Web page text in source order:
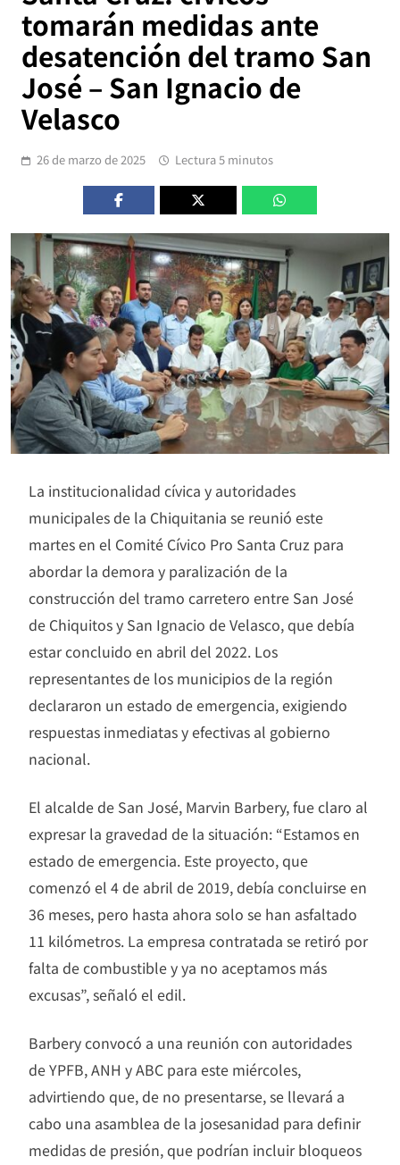
tomarán medidas ante
desatención del tramo San
José – San Ignacio de
Velasco
26 de marzo de 2025 Lectura 5 minutos
La institucionalidad cívica y autoridades
municipales de la Chiquitania se reunió este
martes en el Comité Cívico Pro Santa Cruz para
abordar la demora y paralización de la
construcción del tramo carretero entre San José
de Chiquitos y San Ignacio de Velasco, que debía
estar concluido en abril del 2022. Los
representantes de los municipios de la región
declararon un estado de emergencia, exigiendo
respuestas inmediatas y efectivas al gobierno
nacional.
El alcalde de San José, Marvin Barbery, fue claro al
expresar la gravedad de la situación: “Estamos en
estado de emergencia. Este proyecto, que
comenzó el 4 de abril de 2019, debía concluirse en
36 meses, pero hasta ahora solo se han asfaltado
11 kilómetros. La empresa contratada se retiró por
falta de combustible y ya no aceptamos más
excusas”, señaló el edil.
Barbery convocó a una reunión con autoridades
de YPFB, ANH y ABC para este miércoles,
advirtiendo que, de no presentarse, se llevará a
cabo una asamblea de la josesanidad para definir
medidas de presión, que podrían incluir bloqueos